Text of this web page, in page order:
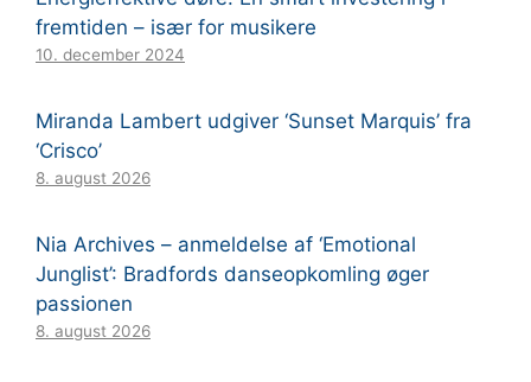
fremtiden – især for musikere
10. december 2024
Miranda Lambert udgiver ‘Sunset Marquis’ fra
‘Crisco’
8. august 2026
Nia Archives – anmeldelse af ‘Emotional
Junglist’: Bradfords danseopkomling øger
passionen
8. august 2026